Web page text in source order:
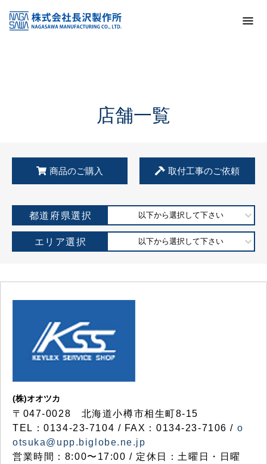
KSS加盟店・取扱店情報
店舗一覧
店舗一覧
商品のご購入 取付工事のご依頼
都道府県選択 以下から選択して下さい
エリア選択 以下から選択して下さい
(株)オオツカ
〒047-0028 北海道小樽市相生町8-15
TEL：0134-23-7104 / FAX：0134-23-7106 / o
otsuka@upp.biglobe.ne.jp
営業時間：8:00〜17:00 / 定休日：土曜日・日曜